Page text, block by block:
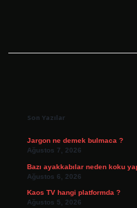
Son Yazılar
Jargon ne demek bulmaca ?
Ağustos 7, 2026
Bazı ayakkabılar neden koku
Ağustos 6, 2026
Kaos TV hangi platformda ?
Ağustos 5, 2026